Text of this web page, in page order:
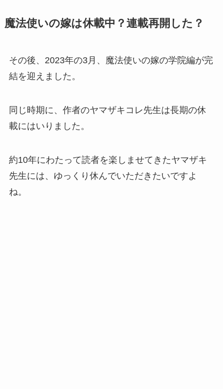
魔法使いの嫁は休載中？連載再開した？
その後、2023年の3月、魔法使いの嫁の学院編が完
結を迎えました。
同じ時期に、作者のヤマザキコレ先生は長期の休
載にはいりました。
約10年にわたって読者を楽しませてきたヤマザキ
先生には、ゆっくり休んでいただきたいですよ
ね。